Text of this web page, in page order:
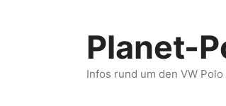
Planet-
Infos rund um den VW Polo